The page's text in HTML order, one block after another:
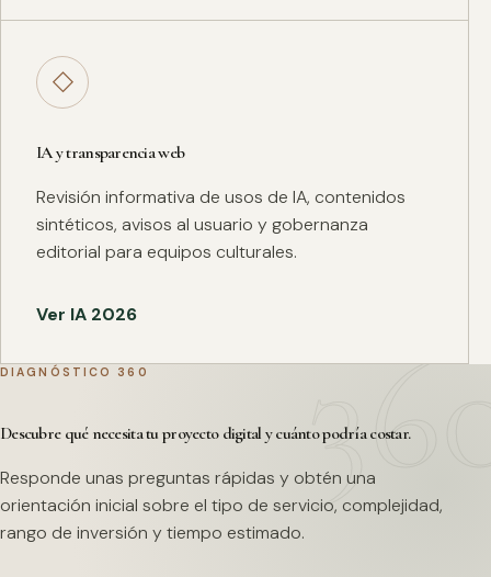
◇
IA y transparencia web
Revisión informativa de usos de IA, contenidos
sintéticos, avisos al usuario y gobernanza
editorial para equipos culturales.
Ver IA 2026
DIAGNÓSTICO 360
Descubre qué necesita tu proyecto digital y cuánto podría costar.
Responde unas preguntas rápidas y obtén una
orientación inicial sobre el tipo de servicio, complejidad,
rango de inversión y tiempo estimado.